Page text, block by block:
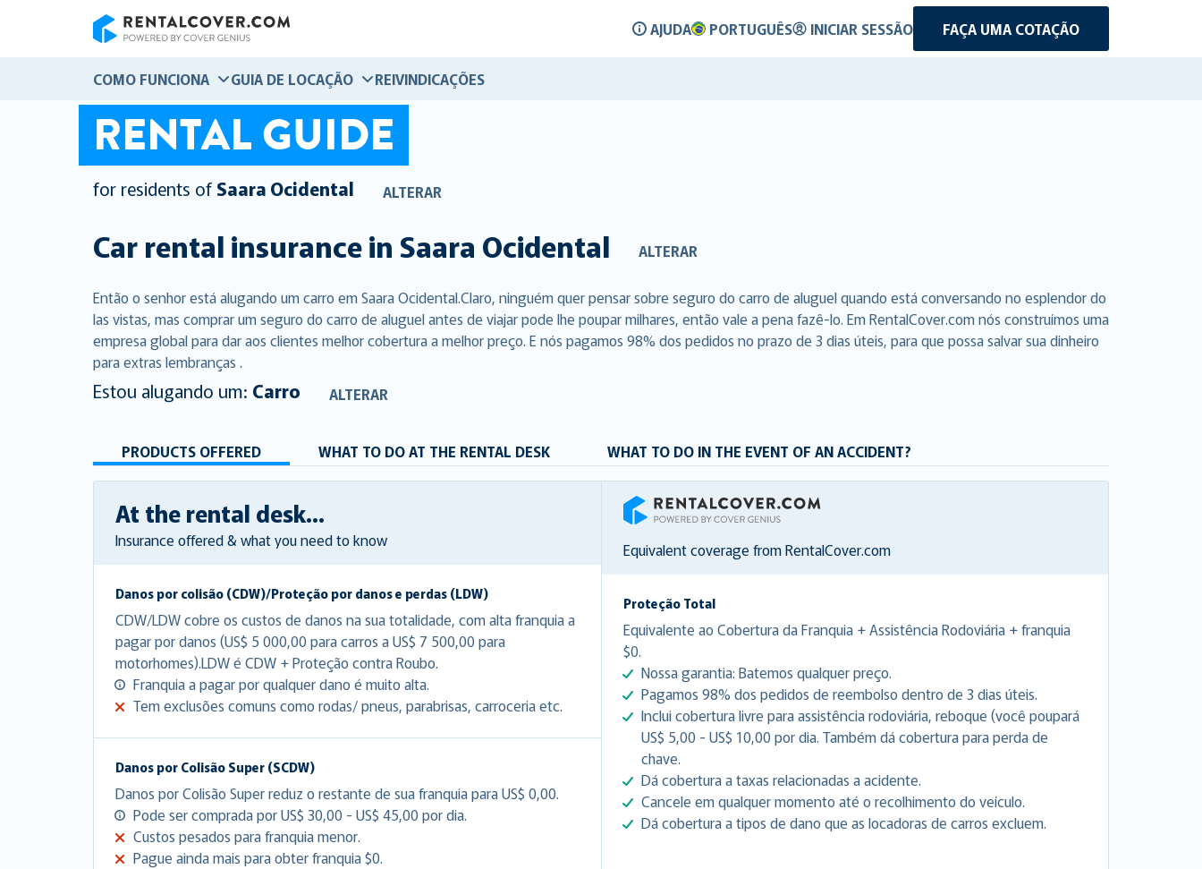
AJUDA PORTUGUÊS INICIAR SESSÃO FAÇA UMA COTAÇÃO
COMO FUNCIONA GUIA DE LOCAÇÃO REIVINDICAÇÕES
RENTAL GUIDE
for residents of Saara Ocidental ALTERAR
Car rental insurance inSaara Ocidental ALTERAR
Então o senhor está alugando um carro em Saara Ocidental.Claro, ninguém quer pensar sobre seguro do carro de aluguel quando está conversando no esplendor do
las vistas, mas comprar um seguro do carro de aluguel antes de viajar pode lhe poupar milhares, então vale a pena fazê-lo. Em RentalCover.com nós construímos uma
empresa global para dar aos clientes melhor cobertura a melhor preço. E nós pagamos 98% dos pedidos no prazo de 3 dias úteis, para que possa salvar sua dinheiro
para extras lembranças .
Estou alugando um: Carro ALTERAR
PRODUCTS OFFERED WHAT TO DO AT THE RENTAL DESK WHAT TO DO IN THE EVENT OF AN ACCIDENT?
At the rental desk...
Insurance offered & what you need to know
Danos por colisão (CDW)/Proteção por danos e perdas (LDW)
CDW/LDW cobre os custos de danos na sua totalidade, com alta franquia a
pagar por danos (US$ 5 000,00 para carros a US$ 7 500,00 para
motorhomes).LDW é CDW + Proteção contra Roubo.
Franquia a pagar por qualquer dano é muito alta.
Tem exclusões comuns como rodas/ pneus, parabrisas, carroceria etc.
Danos por Colisão Super (SCDW)
Danos por Colisão Super reduz o restante de sua franquia para US$ 0,00.
Pode ser comprada por US$ 30,00 - US$ 45,00 por dia.
Custos pesados para franquia menor.
Pague ainda mais para obter franquia $0.
RentalCover
Equivalent coverage from RentalCover.com
Proteção Total
Equivalente ao Cobertura da Franquia + Assistência Rodoviária + franquia
$0.
Nossa garantia: Batemos qualquer preço.
Pagamos 98% dos pedidos de reembolso dentro de 3 dias úteis.
Inclui cobertura livre para assistência rodoviária, reboque (você poupará
US$ 5,00 - US$ 10,00 por dia. Também dá cobertura para perda de
chave.
Dá cobertura a taxas relacionadas a acidente.
Cancele em qualquer momento até o recolhimento do veículo.
Dá cobertura a tipos de dano que as locadoras de carros excluem.